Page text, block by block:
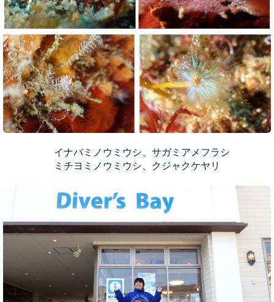
イナバミノウミウシ、サガミアメフラシ
ミチヨミノウミウシ、クジャクケヤリ